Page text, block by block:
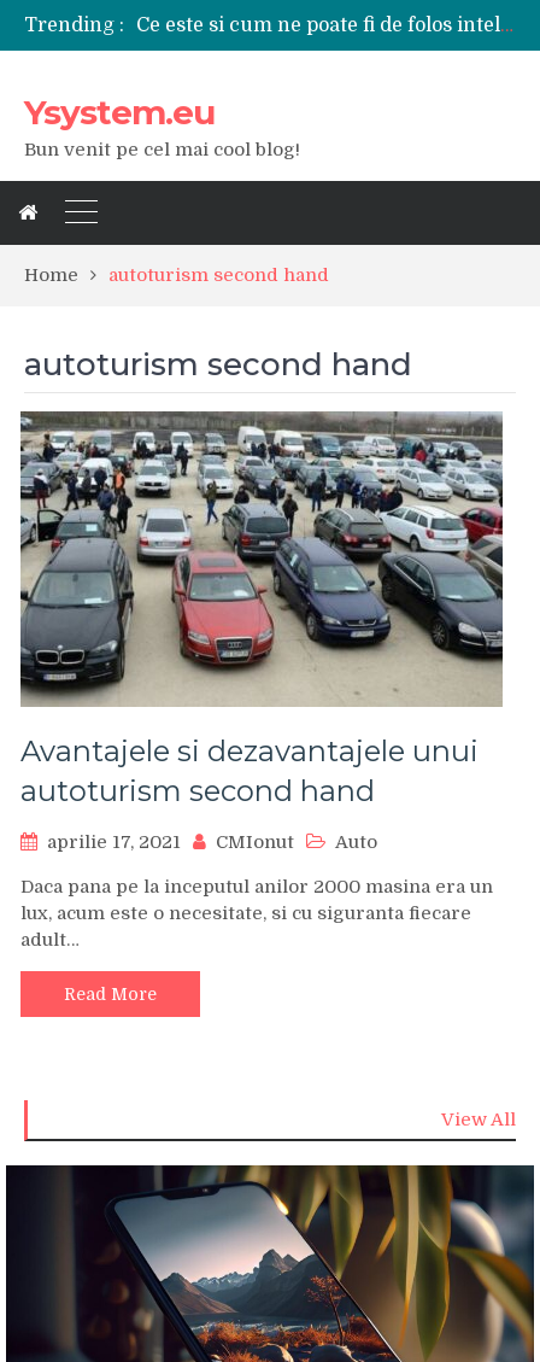
Trending :
Ce este si cum ne poate fi de folos inteligenta artificiala?
Tipuri de polizoare de care este nevoie intr-un atelier
Cele mai bune smartphone-uri lansate in anul 2024
Ysystem.eu
Bun venit pe cel mai cool blog!
Home autoturism second hand
autoturism second hand
Avantajele si dezavantajele unui
autoturism second hand
aprilie 17, 2021 CMIonut Auto
Daca pana pe la inceputul anilor 2000 masina era un
lux, acum este o necesitate, si cu siguranta fiecare
adult…
Read More
View All